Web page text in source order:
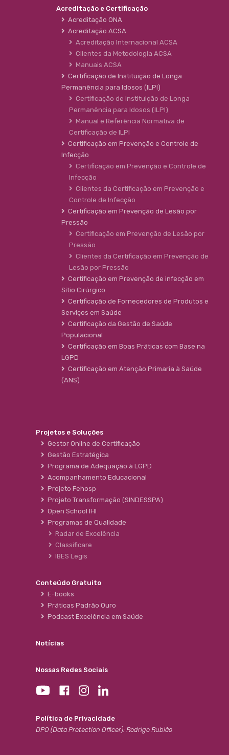
Acreditação e Certificação
Acreditação ONA
Acreditação ACSA
Acreditação Internacional ACSA
Clientes da Metodologia ACSA
Manuais ACSA
Certificação de Instituição de Longa
Permanência para Idosos (ILPI)
Certificação de Instituição de Longa
Permanência para Idosos (ILPI)
Manual e Referência Normativa de
Certificação de ILPI
Certificação em Prevenção e Controle de
Infecção
Certificação em Prevenção e Controle de
Infecção
Clientes da Certificação em Prevenção e
Controle de Infecção
Certificação em Prevenção de Lesão por
Pressão
Certificação em Prevenção de Lesão por
Pressão
Clientes da Certificação em Prevenção de
Lesão por Pressão
Certificação em Prevenção de infecção em
Sítio Cirúrgico
Certificação de Fornecedores de Produtos e
Serviços em Saúde
Certificação da Gestão de Saúde
Populacional
Certificação em Boas Práticas com Base na
LGPD
Certificação em Atenção Primaria à Saúde
(ANS)
Projetos e Soluções
Gestor Online de Certificação
Gestão Estratégica
Programa de Adequação à LGPD
Acompanhamento Educacional
Projeto Fehosp
Projeto Transformação (SINDESSPA)
Open School IHI
Programas de Qualidade
Radar de Excelência
Classificare
IBES Legis
Conteúdo Gratuito
E-books
Práticas Padrão Ouro
Podcast Excelência em Saúde
Notícias
Nossas Redes Sociais
Política de Privacidade
DPO (Data Protection Officer): Rodrigo Rubião